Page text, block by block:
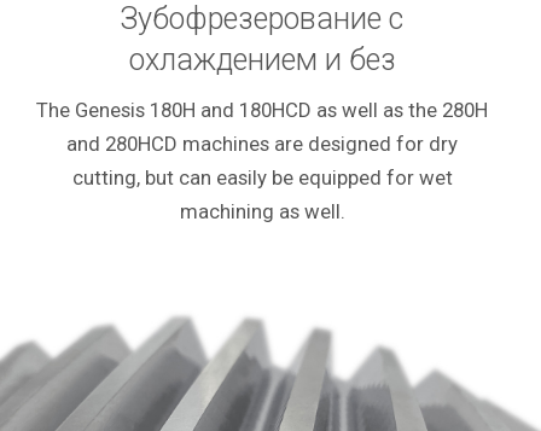
Зубофрезерование с
охлаждением и без
The Genesis 180H and 180HCD as well as the 280H
and 280HCD machines are designed for dry
cutting, but can easily be equipped for wet
machining as well.